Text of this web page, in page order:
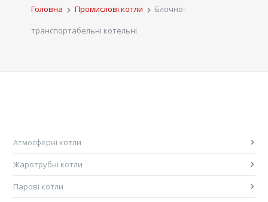
Головна Промислові котли
Блочно-
транспортабельні котельні
Атмосферні котли
Жаротрубні котли
Парові котли